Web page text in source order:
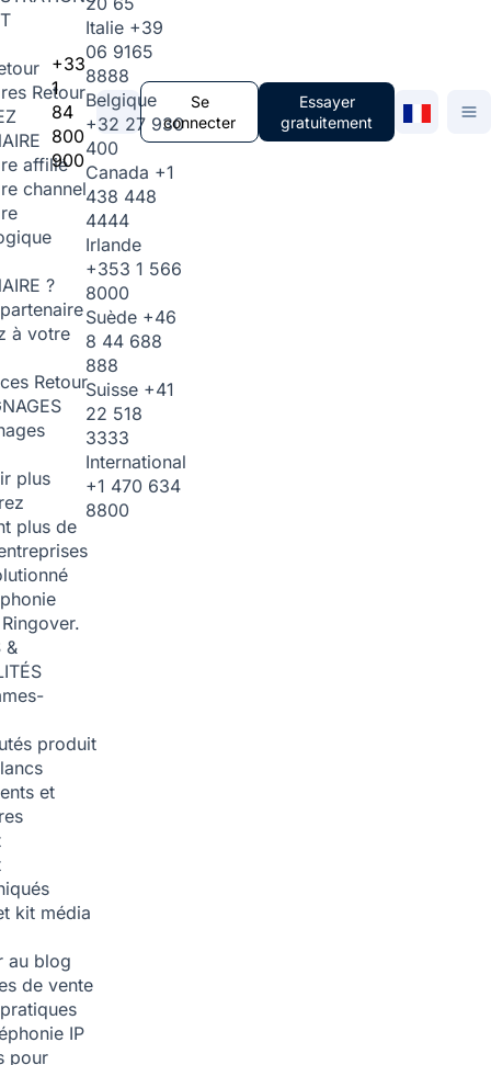
Retour
affilié
channel
?
à votre
Retour
plus
plus de
&
produit
et
kit média
au blog
de vente
IP
pour
+33
1
84
800
900
Italie +39
06 9165
8888
Belgique
+32 27 930
400
Canada +1
438 448
4444
Irlande
+353 1 566
8000
Suède +46
8 44 688
888
Suisse +41
22 518
3333
International
+1 470 634
8800
Se
connecter
Essayer
gratuitement